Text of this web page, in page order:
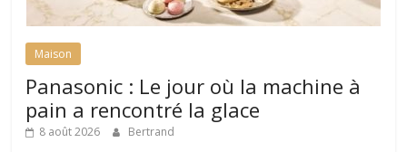
Maison
Panasonic : Le jour où la machine à
pain a rencontré la glace
8 août 2026 Bertrand